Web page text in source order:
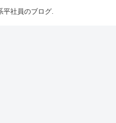
社員のブログ.